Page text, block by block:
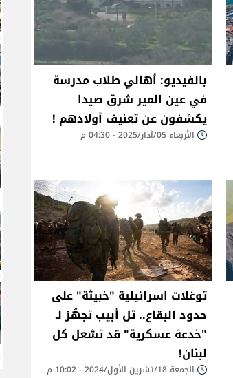
بالفيديو: أهالي طلاب مدرسة
في عين المير شرق صيدا
يكشفون عن تعنيف أولادهم !
الأربعاء 05/آذار/2025 - 04:30 م
توغلات اسرائيلية "خبيثة" على
حدود البقاع.. تل أبيب تجهّز لـ
"خدعة عسكرية" قد تشعل كل
لبنان!
الجمعة 18/تشرين الأول/2024 - 10:02 م